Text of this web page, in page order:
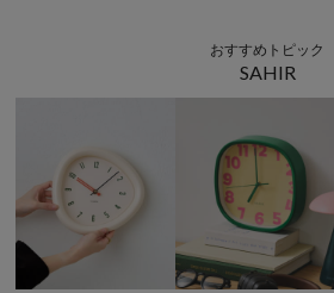
おすすめトピック
SAHIR